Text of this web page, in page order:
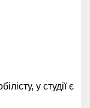
у студії є